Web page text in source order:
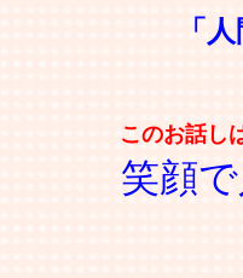
「
このお話し
笑顔